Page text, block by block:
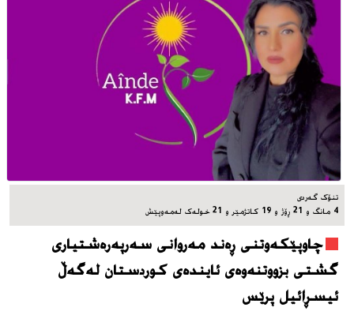
تنۆک گەردی
4 مانگ و 21 ڕۆژ و 19 کاتژمێر و 21 خوله‌ک له‌مه‌وپێش‌
چاوپێکەوتنی ڕەند مەروانی سەرپەرەشتیاری
گشتی بزووتنەوەی ئایندەی کوردستان لەگەڵ
ئیسڕائیل پرێس